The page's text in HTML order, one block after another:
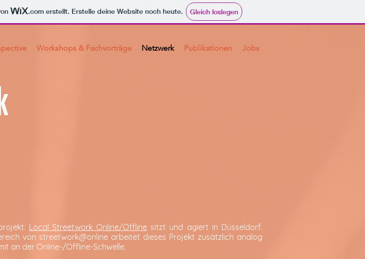
.com erstellt. Erstelle deine Website noch heute. Gleich loslegen
Workshops & Fachvorträge Netzwerk Publikationen Jobs
Local Streetwork Online/Offline sitzt und agiert in Düsseldorf.
von streetwork@online arbeitet dieses Projekt zusätzlich analog
an der Online-/Offline-Schwelle.